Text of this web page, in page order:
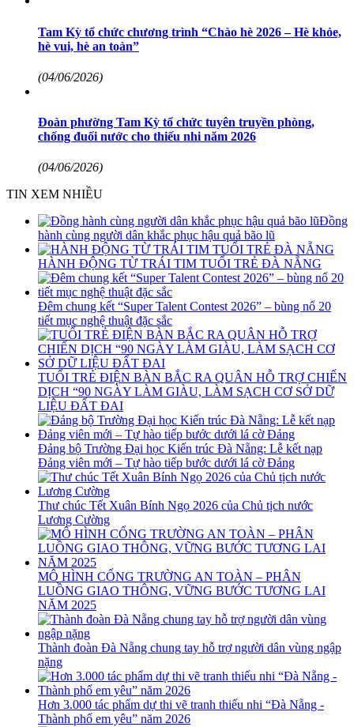
Tam Kỳ tổ chức chương trình “Chào hè 2026 – Hè khỏe,
hè vui, hè an toàn”
(04/06/2026)
Đoàn phường Tam Kỳ tổ chức tuyên truyền phòng,
chống đuối nước cho thiếu nhi năm 2026
(04/06/2026)
TIN XEM NHIỀU
Đồng
hành cùng người dân khắc phục hậu quả bão lũ
HÀNH ĐỘNG TỪ TRÁI TIM TUỔI TRẺ ĐÀ NẴNG
Đêm chung kết “Super Talent Contest 2026” – bùng nổ 20
tiết mục nghệ thuật đặc sắc
TUỔI TRẺ ĐIỆN BÀN BẮC RA QUÂN HỖ TRỢ CHIẾN
DỊCH “90 NGÀY LÀM GIÀU, LÀM SẠCH CƠ SỞ DỮ
LIỆU ĐẤT ĐAI
Đảng bộ Trường Đại học Kiến trúc Đà Nẵng: Lễ kết nạp
Đảng viên mới – Tự hào tiếp bước dưới lá cờ Đảng
Thư chúc Tết Xuân Bính Ngọ 2026 của Chủ tịch nước
Lương Cường
MÔ HÌNH CỔNG TRƯỜNG AN TOÀN – PHÂN
LUỒNG GIAO THÔNG, VỮNG BƯỚC TƯƠNG LAI
NĂM 2025
Thành đoàn Đà Nẵng chung tay hỗ trợ người dân vùng ngập
nặng
Hơn 3.000 tác phẩm dự thi vẽ tranh thiếu nhi “Đà Nẵng -
Thành phố em yêu” năm 2026